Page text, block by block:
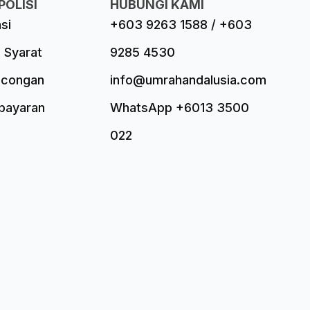
Syarat
HUBUNGI KAMI
+603 9263 1588 / +603
9285 4530
info@umrahandalusia.com
WhatsApp +6013 3500
022